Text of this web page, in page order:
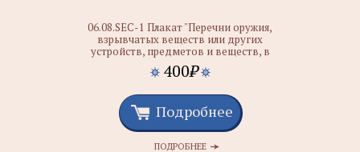
06.08.SEC-1 Плакат "Перечни оружия,
взрывчатых веществ или других
устройств, предметов и веществ, в
отношении которых установлен запрет
или ограничение на перемещение в зону
400₽
Подробнее
ПОДРОБНЕЕ